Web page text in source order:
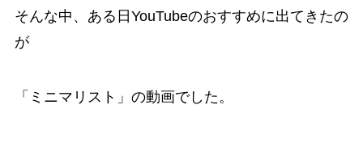
そんな中、ある日YouTubeのおすすめに出てきたの
が
「ミニマリスト」の動画でした。